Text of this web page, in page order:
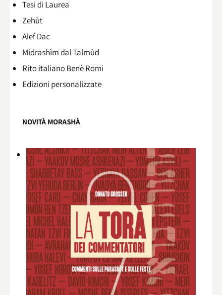
Tesi di Laurea
Zehùt
Alef Dac
Midrashìm dal Talmùd
Rito italiano Benè Romi​
Edizioni personalizzate
NOVITÀ MORASHÀ